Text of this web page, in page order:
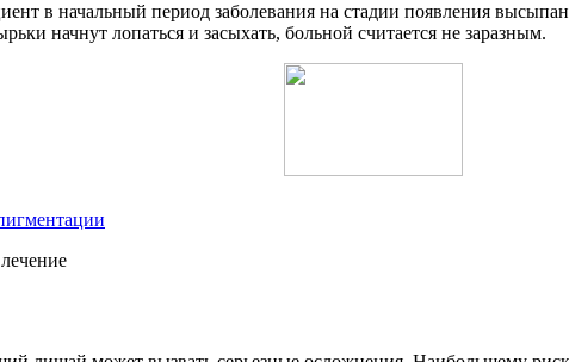
в начальный период заболевания на стадии появления
начнут лопаться и засыхать, больной считается не заразным.